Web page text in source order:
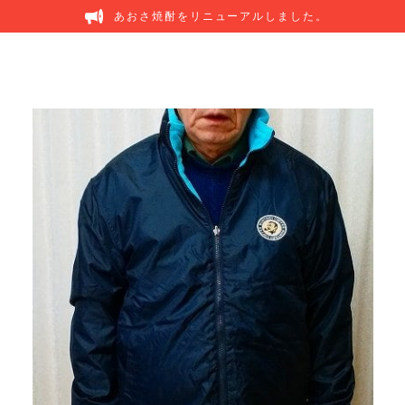
あおさ焼酎をリニューアルしました。